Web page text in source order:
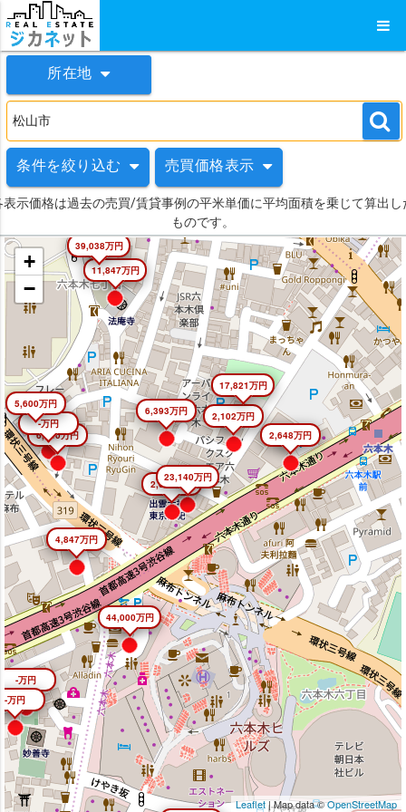
所在地
条件を絞り込む 売買価格表示
表示価格は過去の売買/賃貸事例の平米単価に平均面積を乗じて算出し
ものです。
44,000万円
2,645万円
23,140万円
4,847万円
2,102万円
2,648万円
6,393万円
-万円
17,821万円
-万円
6,640万円
-万円
5,600万円
11,847万円
39,038万円
+
−
Leaflet| Map data ©OpenStreetMap